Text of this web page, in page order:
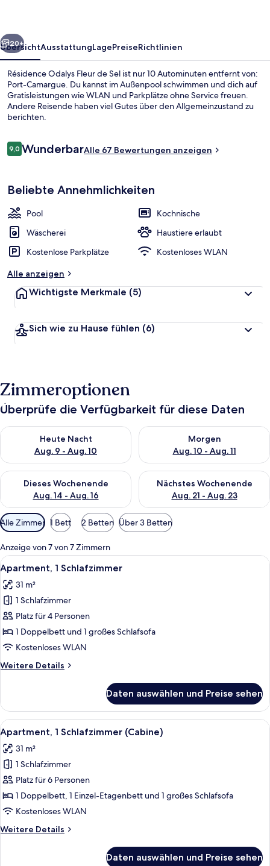
Weiter
20+
ÜbersichtAusstattungLagePreiseRichtlinien
Résidence Odalys Fleur de Sel ist nur 10 Autominuten entfernt von:
Port-Camargue. Du kannst im Außenpool schwimmen und dich auf
Gratisleistungen wie WLAN und Parkplätze ohne Service freuen.
Andere Reisende haben viel Gutes über den Allgemeinzustand zu
berichten.
Bewertungen
9,09,0 von 10.
WunderbarAlle 67 Bewertungen anzeigen
Beliebte Annehmlichkeiten
Pool
Kochnische
Wäscherei
Haustiere erlaubt
Kostenlose Parkplätze
Kostenloses WLAN
Alle anzeigen
Wichtigste Merkmale (5)
Sich wie zu Hause fühlen (6)
Zimmeroptionen
Überprüfe die Verfügbarkeit für diese Daten
Heute Nacht
Aug. 9 - Aug. 10
Überprüfe die Verfügbarkeit für heute Nacht, Aug. 9 - Aug.
Morgen
Aug. 10 - Aug. 11
Überprüfe die Verfügbarkeit
Dieses Wochenende
Aug. 14 - Aug. 16
Überprüfe die Verfügbarkeit für dieses Wochenende, Aug. 14
Nächstes Wochenende
Aug. 21 - Aug. 23
Überprüfe die Verfügbarkeit
Verfügbare
Filter
für
Zimmer
Alle Zimmer 1 Bett 2 Betten Über 3 Betten
Anzeige von 7 von 7 Zimmern
Alle
Fotos
für
Apartment,
1
Schlafzimmer
anzeigen
Ein Essbereich mit Tisch, gedeckten
6
Apartment, 1 Schlafzimmer
31 m²
1 Schlafzimmer
Platz für 4 Personen
1 Doppelbett und 1 großes Schlafsofa
Kostenloses WLAN
Weitere Details
Weitere
1
Schlafzimmer
Daten auswählen und Preise sehen
Alle
Fotos
für
Apartment,
1
Schlafzimmer
(Cabine)
Eine moderne Küche mit weißen
9
Apartment, 1 Schlafzimmer (Cabine)
31 m²
1 Schlafzimmer
Platz für 6 Personen
1 Doppelbett, 1 Einzel-Etagenbett und 1 großes Schlafsofa
Kostenloses WLAN
Weitere Details
Weitere
Daten auswählen und Preise sehen